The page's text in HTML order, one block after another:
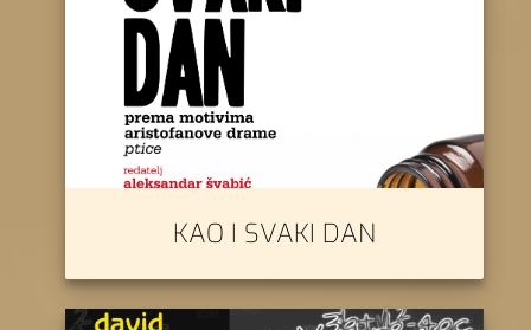
KAO I SVAKI DAN